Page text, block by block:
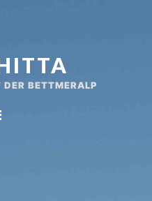
BETTMERALP